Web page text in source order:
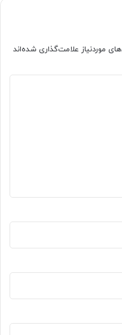
موردنیاز علامت‌گذاری شده‌اند